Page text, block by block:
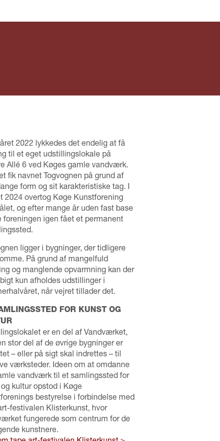
2022 lykkedes det endelig at få
til et eget udstillingslokale på
Allé 6 ved Køges gamle vandværk.
fik navnet Togvognen på grund af
form og sit karakteristiske tag. I
2024 overtog Køge Kunstforening
og efter mange år uden fast base
foreningen igen fået et permanent
ligger i bygninger, der tidligere
På grund af mangelfuld
og manglende opvarmning kan der
kun afholdes udstillinger i
når vejret tillader det.
FOR KUNST OG
er en del af Vandværket,
stor del af de øvrige bygninger er
– eller på sigt skal indrettes – til
værksteder. Ideen om at omdanne
vandværk til et samlingssted for
kultur opstod i Køge
bestyrelse i forbindelse med
festivalen Klisterkunst, hvor
fungerede som centrum for de
kunstnere.